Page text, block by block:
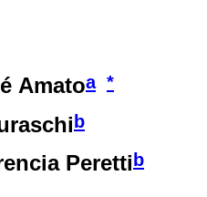
Amatoa *
b
Perettib